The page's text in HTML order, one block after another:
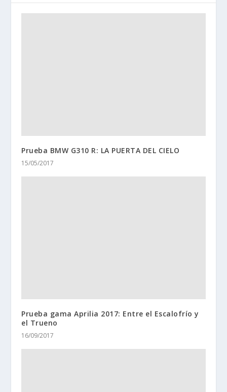
Prueba BMW G310 R: LA PUERTA DEL CIELO
15/05/2017
Prueba gama Aprilia 2017: Entre el Escalofrío y
el Trueno
16/09/2017